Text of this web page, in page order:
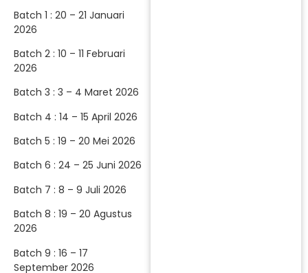
Batch 1 : 20 – 21 Januari
2026
Batch 2 : 10 – 11 Februari
2026
Batch 3 : 3 – 4 Maret 2026
Batch 4 : 14 – 15 April 2026
Batch 5 : 19 – 20 Mei 2026
Batch 6 : 24 – 25 Juni 2026
Batch 7 : 8 – 9 Juli 2026
Batch 8 : 19 – 20 Agustus
2026
Batch 9 : 16 – 17
September 2026